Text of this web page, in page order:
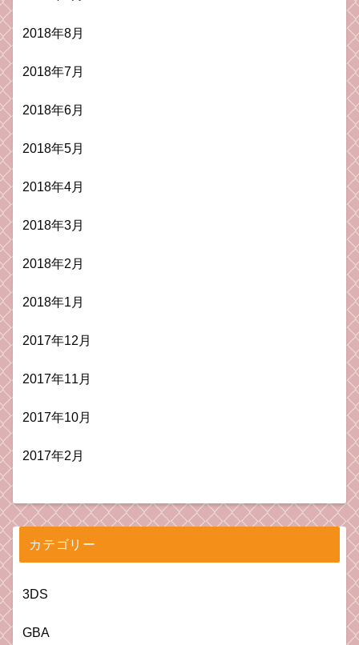
2018年8月
2018年7月
2018年6月
2018年5月
2018年4月
2018年3月
2018年2月
2018年1月
2017年12月
2017年11月
2017年10月
2017年2月
カテゴリー
3DS
GBA